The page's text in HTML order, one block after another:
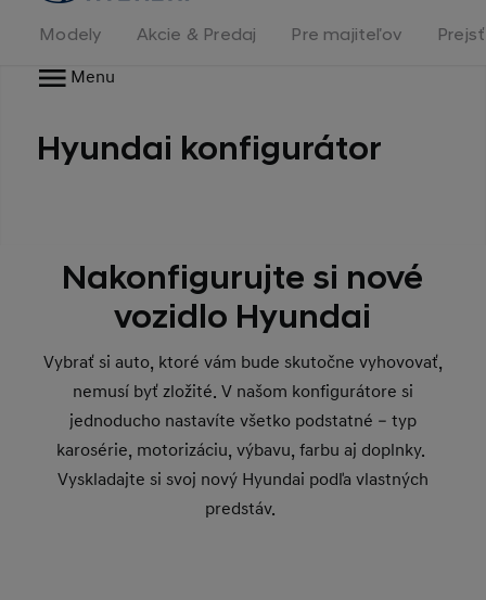
stránka
Modely Akcie & Predaj Pre majiteľov
Menu
Hyundai konfigurátor
Nakonfigurujte si nové
vozidlo Hyundai
Vybrať si auto, ktoré vám bude skutočne vyhovovať,
nemusí byť zložité. V našom konfigurátore si
jednoducho nastavíte všetko podstatné – typ
karosérie, motorizáciu, výbavu, farbu aj doplnky.
Vyskladajte si svoj nový Hyundai podľa vlastných
predstáv.